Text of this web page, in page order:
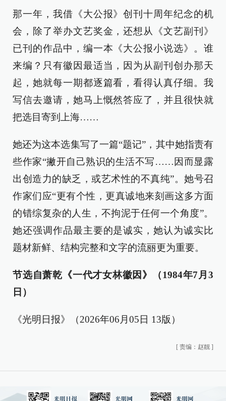
那一年，我借《大公报》创刊十周年纪念的机
会，除了举办文艺奖金，还想从《文艺副刊》
已刊的作品中，编一本《大公报小说选》。谁
来编？只有徽因最适当，因为从副刊创办那天
起，她就每一期都逐篇看，看得认真仔细。我
写信去邀请，她马上慨然答应了，并且很快就
把选目寄到上海……
她还为这本选集写了一篇“题记”，其中她指责有
些作家“撇开自己熟识的生活不写……因而显露
出创造力的缺乏，或艺术性的不真纯”。她号召
作家们应“更有个性，更真诚地来刻画这多方面
的错综复杂的人生，不拘泥于任何一个角度”。
她还强调作品最主要的是诚实，她认为诚实比
题材新鲜、结构完整和文字的流丽更为重要。
节选自萧乾《一代才女林徽因》（1984年7月3
日）
《光明日报》（2026年06月05日 13版）
[ 责编：赵靓 ]